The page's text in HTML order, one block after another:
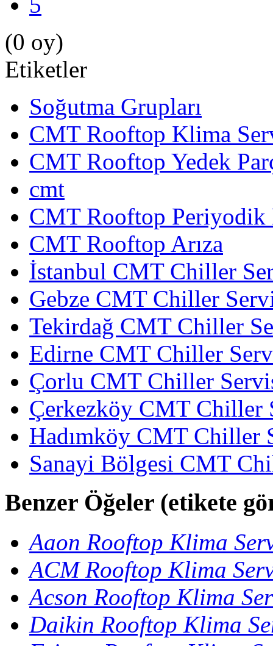
(0 oy)
Etiketler
Soğutma Grupları
CMT Rooftop Klima
CMT Rooftop Yedek
cmt
CMT Rooftop Periyodik
CMT Rooftop Arıza
İstanbul CMT Chiller
Gebze CMT Chiller
Tekirdağ CMT Chiller
Edirne CMT Chiller
Çorlu CMT Chiller
Çerkezköy CMT Chiller
Hadımköy CMT Chiller
Sanayi Bölgesi CMT
Benzer Öğeler (etikete
Aaon Rooftop Klima
ACM Rooftop Klima
Acson Rooftop Klima
Daikin Rooftop Klima